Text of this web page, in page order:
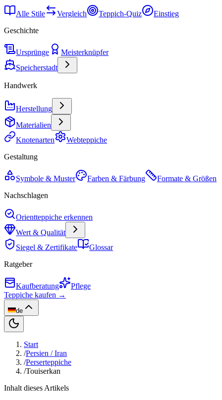
Alle Stile Vergleich Teppich-Quiz
Einstieg
Geschichte
Ursprünge
Meisterknüpfer
Speicherstadt
Handwerk
Herstellung
Materialien
Knotenarten
Webteppiche
Gestaltung
Symbole & Muster Farben & Färbung
Formate & Größen
Nachschlagen
Orientteppiche erkennen
Wert & Qualität
Siegel & Zertifikate
Glossar
Ratgeber
Kaufberatung
Pflege
Teppiche kaufen →
de
Start
/Persien / Iran
/Perserteppiche
/Touiserkan
Inhalt dieses Artikels